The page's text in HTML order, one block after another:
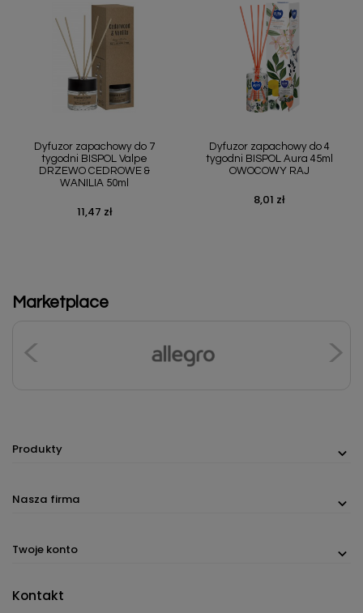
Dyfuzor zapachowy do 7
tygodni BISPOL Valpe
DRZEWO CEDROWE &
WANILIA 50ml
Cena
11,47 zł
Dyfuzor zapachowy do 4
tygodni BISPOL Aura 45ml
OWOCOWY RAJ
Cena
8,01 zł
Marketplace
Produkty
Nasza firma
Twoje konto
Kontakt